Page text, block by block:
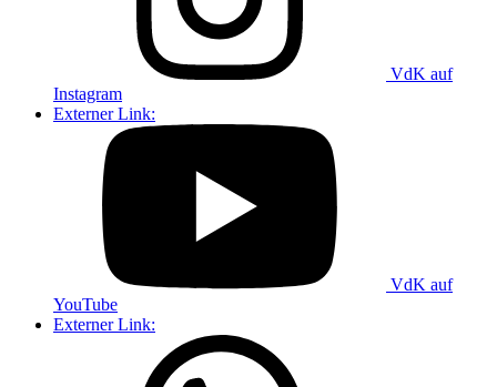
VdK auf
Instagram
Externer Link:
VdK auf
YouTube
Externer Link: